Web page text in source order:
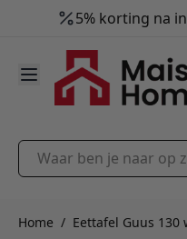
5% korting na
Ga naar de inhoud
Waar ben je naar op
Home / Eettafel Guus 130